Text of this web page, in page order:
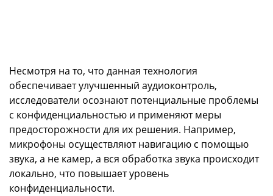
Несмотря на то, что данная технология
обеспечивает улучшенный аудиоконтроль,
исследователи осознают потенциальные проблемы
с конфиденциальностью и применяют меры
предосторожности для их решения. Например,
микрофоны осуществляют навигацию с помощью
звука, а не камер, а вся обработка звука происходит
локально, что повышает уровень
конфиденциальности.